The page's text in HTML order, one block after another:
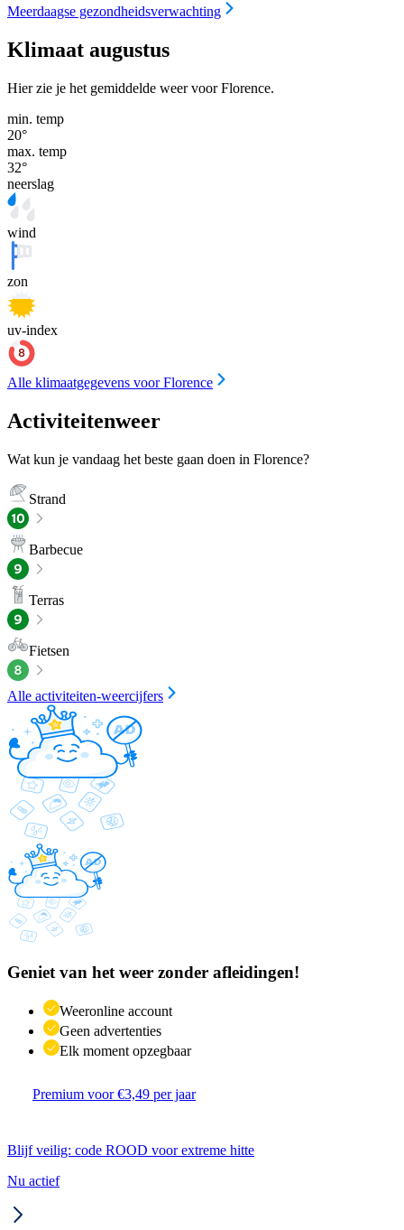
Meerdaagse gezondheidsverwachting
Klimaat augustus
Hier zie je het gemiddelde weer voor Florence.
min. temp
20°
max. temp
32°
neerslag
wind
zon
uv-index
Alle klimaatgegevens voor Florence
Activiteitenweer
Wat kun je vandaag het beste gaan doen in Florence?
Strand
Barbecue
Terras
Fietsen
Alle activiteiten-weercijfers
Geniet van het weer zonder afleidingen!
Weeronline account
Geen advertenties
Elk moment opzegbaar
Premium voor €3,49 per jaar
Blijf veilig: code ROOD voor extreme hitte
Nu actief